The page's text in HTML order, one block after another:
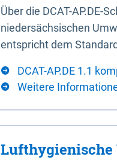
Über die DCAT-AP.DE-
niedersächsischen
entspricht dem
DCAT-AP.DE 1.1
Weitere
Lufthygienische